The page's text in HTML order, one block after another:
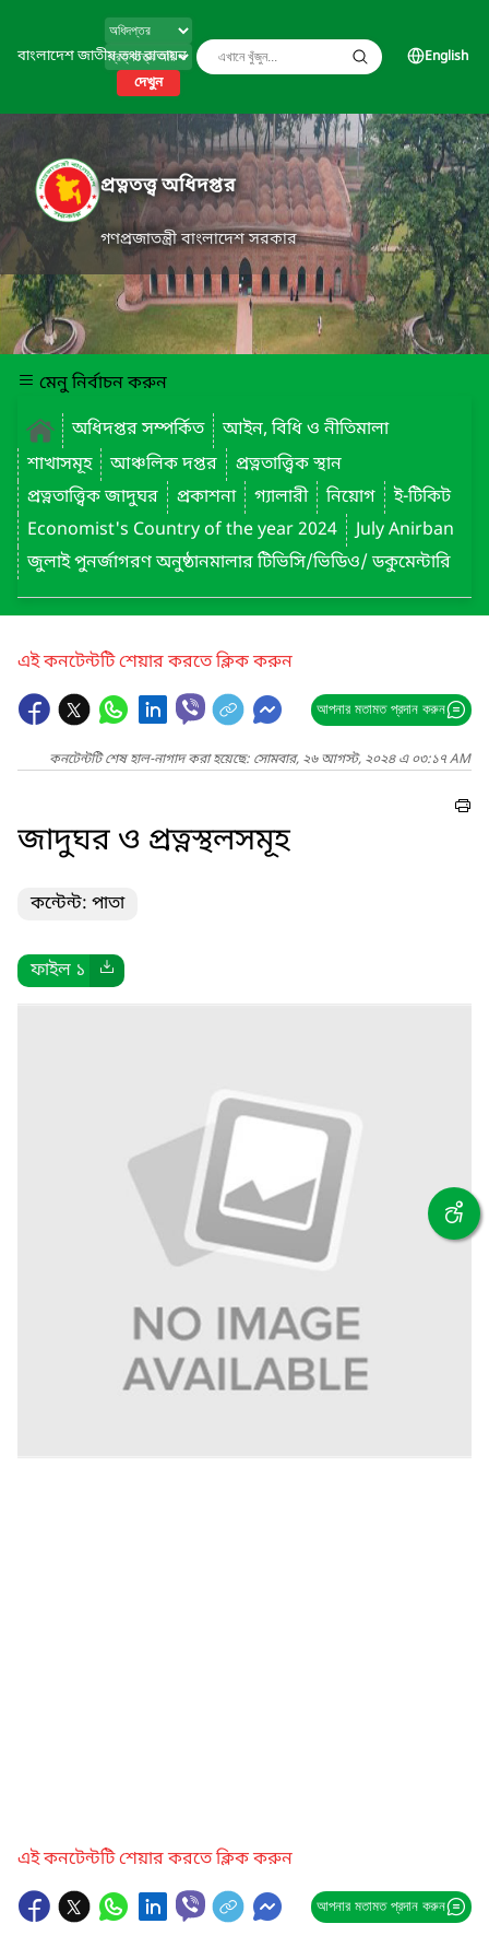
বাংলাদেশ জাতীয় তথ্য বাতায়ন
দেখুন
English
প্রত্নতত্ত্ব অধিদপ্তর
গণপ্রজাতন্ত্রী বাংলাদেশ সরকার
মেনু নির্বাচন করুন
অধিদপ্তর সম্পর্কিত
আইন, বিধি ও নীতিমালা
শাখাসমূহ
আঞ্চলিক দপ্তর
প্রত্নতাত্ত্বিক স্থান
প্রত্নতাত্ত্বিক জাদুঘর
প্রকাশনা গ্যালারী নিয়োগ
ই-টিকিট
Economist's Country of the year 2024
July Anirban
জুলাই পুনর্জাগরণ অনুষ্ঠানমালার টিভিসি/ভিডিও/ ডকুমেন্টারি
এই কনটেন্টটি শেয়ার করতে ক্লিক করুন
আপনার মতামত প্রদান করুন
কনটেন্টটি শেষ হাল-নাগাদ করা হয়েছে: সোমবার, ২৬ আগস্ট, ২০২৪ এ ০৩:১৭ AM
জাদুঘর ও প্রত্নস্থলসমূহ
কন্টেন্ট: পাতা
ফাইল ১
এই কনটেন্টটি শেয়ার করতে ক্লিক করুন
আপনার মতামত প্রদান করুন